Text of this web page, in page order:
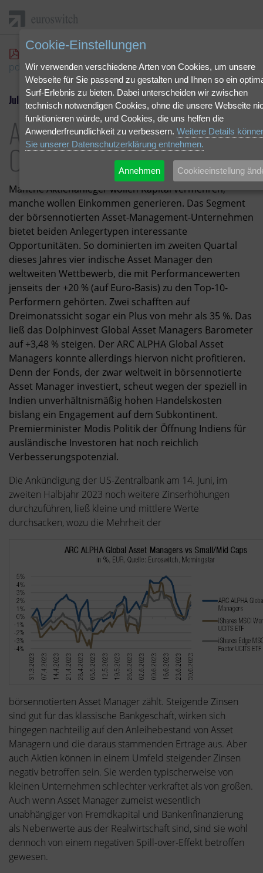
"Anleger, aufgepasst – Chancen für jedermann" hier als
pdf herunterladen.
Juli 2023 | Fonds-Insight
Anleger, aufgepasst –
Chancen für jedermann
Manche Aktienanleger wollen Kapital vermehren,
manche wollen Einkommen generieren. Das Segment
der börsennotierten Asset-Management-Unternehmen
bietet beiden Anlegertypen interessante
Opportunitäten. So dominierten im zweiten Quartal
dieses Jahres vier indische Asset Manager den
weltweiten Wettbewerb, die mit Performancewerten
jenseits der +20 % (auf Euro-Basis) zu den Top-10-
Performern gehörten. Zwei schafften auf
Dreimonatssicht sogar ein Plus von mehr als 35 %. Das
ließ das Dolphinvest Global Asset Managers Barometer
auf +3,48 % steigen. Der ARC ALPHA Global Asset
Managers konnte allerdings hiervon nicht profitieren.
Denn der Fonds, der zwar weltweit in börsennotierte
Asset Manager investiert, scheut wegen der speziell in
Indien unverhältnismäßig hohen Handelskosten
bislang ein Engagement auf dem Subkontinent.
Premierminister Modis Politik der Öffnung Indiens für
ausländische Investoren hat noch reichlich
Verbesserungspotenzial.
Die Ankündigung der US-Zentralbank am 14. Juni, im
zweiten Halbjahr 2023 noch weitere Zinserhöhungen
durchzuführen, ließ kleine und mittlere Werte
durchsacken, wozu die Mehrheit der
börsennotierten Asset Manager zählt. Steigende Zinsen
sind gut für das klassische Bankgeschäft, wirken sich
hingegen nachteilig auf den Anleihebestand von Asset
Managern und die daraus stammenden Erträge aus. Aber
auch Aktien können in einem Umfeld steigender Zinsen
negativ betroffen sein. Sie werden typischerweise von
kleinen Unternehmen schlechter verkraftet als von großen.
Auch wenn Asset Manager zumeist wesentlich
unabhängiger von Fremdkapital und Bankenfinanzierung
als Nebenwerte aus der Realwirtschaft sind, sind sie wohl
dennoch von einem negativen Spill-over-Effekt betroffen
gewesen.
Cookie-Einstellungen
Wir verwenden verschiedene Arten von Cookies, um unsere
Webseite für Sie passend zu gestalten und Ihnen so ein
Surf-Erlebnis zu bieten. Dabei unterscheiden wir zwischen
technisch notwendigen Cookies, ohne die unsere Webseite
funktionieren würde, und Cookies, die uns helfen die
Anwenderfreundlichkeit zu verbessern. Weitere Details
Sie unserer Datenschutzerklärung entnehmen.
Annehmen Cookieeinstellung